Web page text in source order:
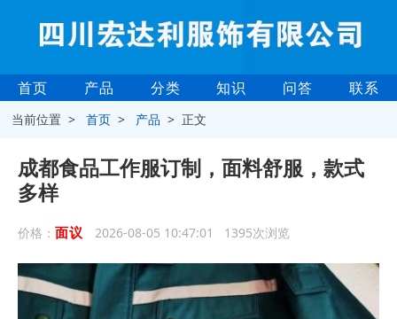
首页 产品 分类 知识 问答 联系
当前位置 >首页 > 产品 > 正文
成都食品工作服订制，面料舒服，款式
多样
价格： 面议 2026-08-05 10:47:01 1395次浏览